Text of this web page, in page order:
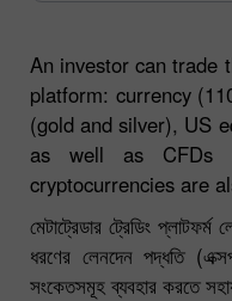
An investor can trade
platform: currency
(gold and silver), US
as well as CFDs
cryptocurrencies are
মেটাট্রেডার ট্রেডিং
ধরণের লেনদেন পদ্ধতি
সংকেতসমূহ ব্যবহার করতে